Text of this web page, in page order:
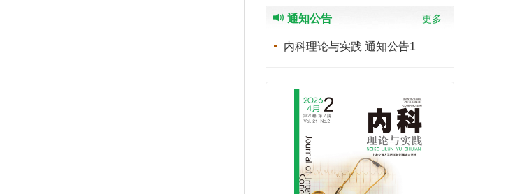
通知公告 更多...
内科理论与实践 通知公告1